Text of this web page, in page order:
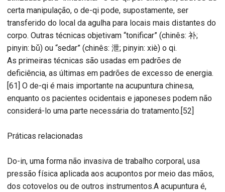
certa manipulação, o de-qi pode, supostamente, ser
transferido do local da agulha para locais mais distantes do
corpo. Outras técnicas objetivam “tonificar” (chinês: 补;
pinyin: bǔ) ou “sedar” (chinês: 泄; pinyin: xiè) o qi.
As primeiras técnicas são usadas em padrões de
deficiência, as últimas em padrões de excesso de energia.
[61] O de-qi é mais importante na acupuntura chinesa,
enquanto os pacientes ocidentais e japoneses podem não
considerá-lo uma parte necessária do tratamento.[52]
Práticas relacionadas
Do-in, uma forma não invasiva de trabalho corporal, usa
pressão física aplicada aos acupontos por meio das mãos,
dos cotovelos ou de outros instrumentos.A acupuntura é,